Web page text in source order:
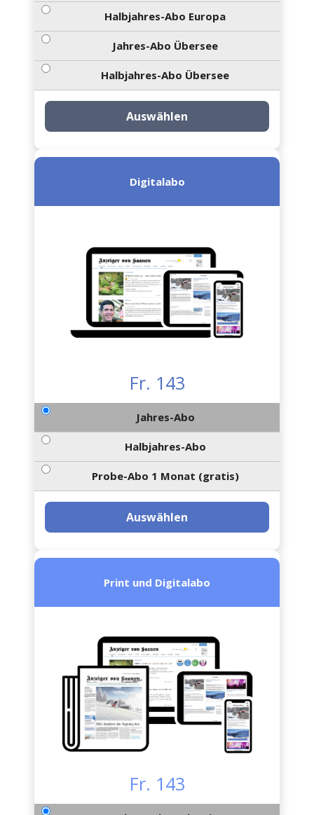
Halbjahres-Abo Europa
Jahres-Abo Übersee
Halbjahres-Abo Übersee
Auswählen
Digitalabo
Fr. 143
Jahres-Abo
Halbjahres-Abo
Probe-Abo 1 Monat (gratis)
Auswählen
Print und Digitalabo
Fr. 143